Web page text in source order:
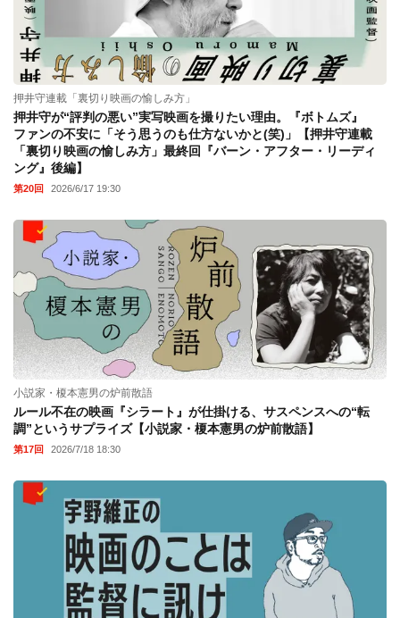
押井守連載「裏切り映画の愉しみ方」
押井守が“評判の悪い”実写映画を撮りたい理由。『ボトムズ』
ファンの不安に「そう思うのも仕方ないかと(笑)」【押井守連載
「裏切り映画の愉しみ方」最終回『バーン・アフター・リーディ
ング』後編】
第20回 2026/6/17 19:30
小説家・榎本憲男の炉前散語
ルール不在の映画『シラート』が仕掛ける、サスペンスへの“転
調”というサプライズ【小説家・榎本憲男の炉前散語】
第17回 2026/7/18 18:30